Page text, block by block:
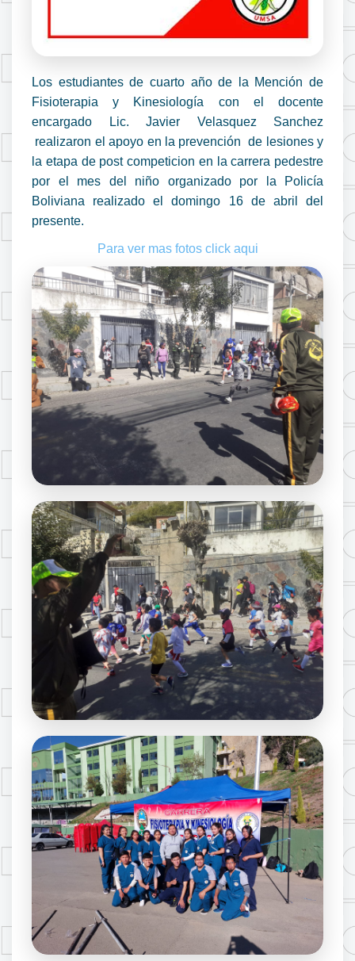
Los estudiantes de cuarto año de la Mención de
Fisioterapia y Kinesiología con el docente
encargado Lic. Javier Velasquez Sanchez
realizaron el apoyo en la prevención de lesiones y
la etapa de post competicion en la carrera pedestre
por el mes del niño organizado por la Policía
Boliviana realizado el domingo 16 de abril del
presente.
Para ver mas fotos click aqui